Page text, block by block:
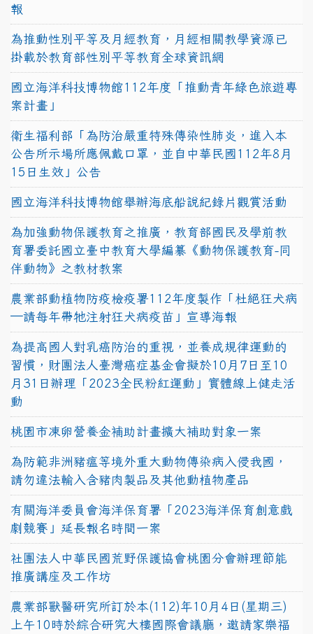
報
為推動性別平等及月經教育，月經相關教學資源已
掛載於教育部性別平等教育全球資訊網
國立海洋科技博物館112年度「推動青年綠色旅遊專
案計畫」
衛生福利部「為防治嚴重特殊傳染性肺炎，進入本
公告所示場所應佩戴口罩，並自中華民國112年8月
15日生效」公告
國立海洋科技博物館舉辦海底船說紀錄片觀賞活動
為加強動物保護教育之推廣，教育部國民及學前教
育署委託國立臺中教育大學編纂《動物保護教育-同
伴動物》之教材教案
農業部動植物防疫檢疫署112年度製作「杜絕狂犬病
—請每年帶牠注射狂犬病疫苗」宣導海報
為提高國人對乳癌防治的重視，並養成規律運動的
習慣，財團法人臺灣癌症基金會擬於10月7日至10
月31日辦理「2023全民粉紅運動」實體線上健走活
動
桃園市凍卵營養金補助計畫擴大補助對象一案
為防範非洲豬瘟等境外重大動物傳染病入侵我國，
請勿違法輸入含豬肉製品及其他動植物產品
有關海洋委員會海洋保育署「2023海洋保育創意戲
劇競賽」延長報名時間一案
社團法人中華民國荒野保護協會桃園分會辦理節能
推廣講座及工作坊
農業部獸醫研究所訂於本(112)年10月4日(星期三)
上午10時於綜合研究大樓國際會議廳，邀請家樂福